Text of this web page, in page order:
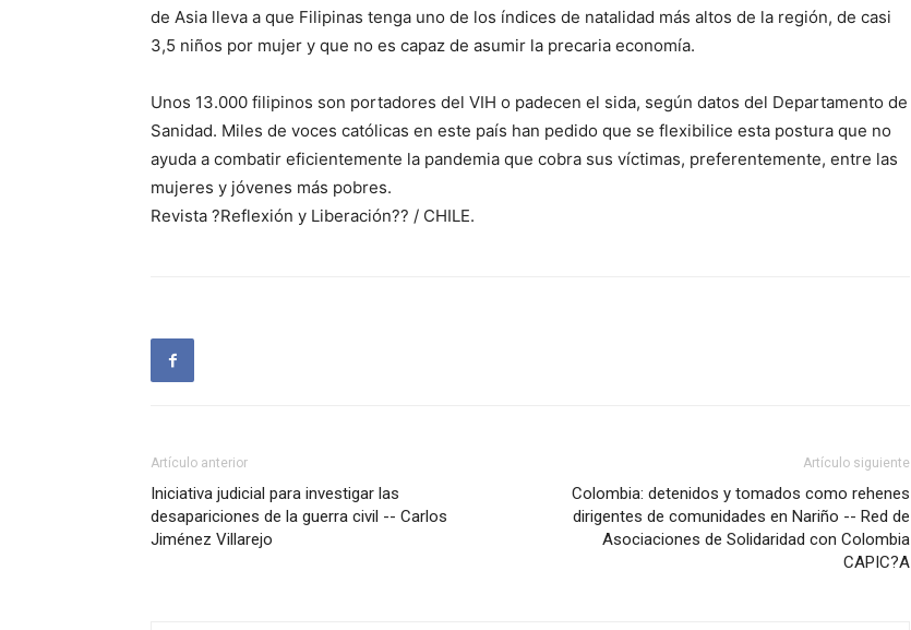
de Asia lleva a que Filipinas tenga uno de los índices de natalidad más altos de la región, de casi
3,5 niños por mujer y que no es capaz de asumir la precaria economía.
Unos 13.000 filipinos son portadores del VIH o padecen el sida, según datos del Departamento de
Sanidad. Miles de voces católicas en este país han pedido que se flexibilice esta postura que no
ayuda a combatir eficientemente la pandemia que cobra sus víctimas, preferentemente, entre las
mujeres y jóvenes más pobres.
Revista ?Reflexión y Liberación?? / CHILE.
Artículo anterior
Iniciativa judicial para investigar las
desapariciones de la guerra civil -- Carlos
Jiménez Villarejo
Artículo siguiente
Colombia: detenidos y tomados como rehenes
dirigentes de comunidades en Nariño -- Red de
Asociaciones de Solidaridad con Colombia
CAPIC?A